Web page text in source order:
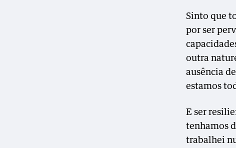
Sinto que
por ser
outra
ausência
estamos
E ser
tenhamos
trabalhei